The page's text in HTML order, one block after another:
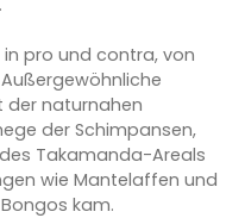
pro und contra, von
der naturnahen
der Schimpansen,
Takamanda-Areals
wie Mantelaffen und
kam.